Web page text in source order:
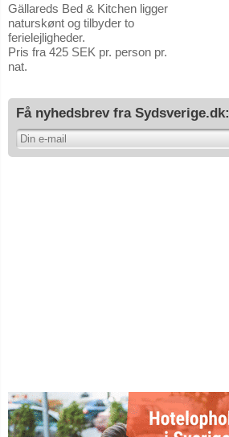
Gällareds Bed & Kitchen ligger
naturskønt og tilbyder to
ferielejligheder.
Pris fra 425 SEK pr. person pr.
nat.
Få nyhedsbrev fra Sydsverige.dk: